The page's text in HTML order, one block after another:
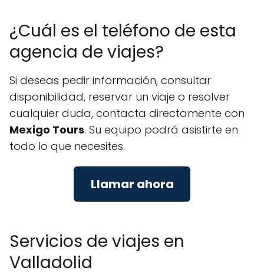
¿Cuál es el teléfono de esta
agencia de viajes?
Si deseas pedir información, consultar
disponibilidad, reservar un viaje o resolver
cualquier duda, contacta directamente con
Mexigo Tours. Su equipo podrá asistirte en
todo lo que necesites.
Llamar ahora
Servicios de viajes en
Valladolid